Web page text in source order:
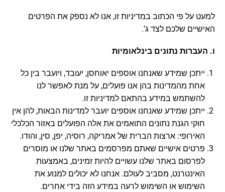
למעט על פי הכתוב במדיניות זו, אנו לא נספק את הפרטים
האישיים שלכם לצד ג’.
ו. העברות נתונים בינלאומיות
ייתכן שמידע שאנחנו אוספים יאוחסן, יעובד, ויועבר בין כל
אחת מהמדינות בהן אנו פועלים, על מנת לאפשר לנו
להשתמש במידע בהתאם למדיניות זו.
ייתכן שמידע שאנחנו אוספים יועבר למדינות הבאות, להן אין
חוקי הגנת נתונים התואמים את אלה הפועלים באזור הכלכלי
האירופי: ארצות הברית של אמריקה, רוסיה, יפן, סין, והודו.
פרטים אישיים שאתם מפרסמים באתר שלנו או מוסרים
לפרסום באתר שלנו עשויים להיות זמינים, באמצעות
האינטרנט, מסביב לעולם. אנחנו לא יכולים למנוע את
השימוש או השימוש לרעה במידע הזה בידי אחרים.